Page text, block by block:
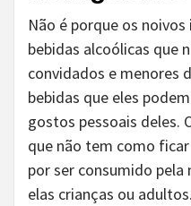
Não é porque os
bebidas alcoólicas que
convidados e menores
bebidas que eles
gostos pessoais deles.
que não tem como
por ser consumido pela
elas crianças ou adultos.